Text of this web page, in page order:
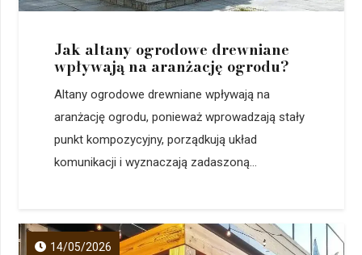
Jak altany ogrodowe drewniane
wpływają na aranżację ogrodu?
Altany ogrodowe drewniane wpływają na
aranżację ogrodu, ponieważ wprowadzają stały
punkt kompozycyjny, porządkują układ
komunikacji i wyznaczają zadaszoną...
14/05/2026